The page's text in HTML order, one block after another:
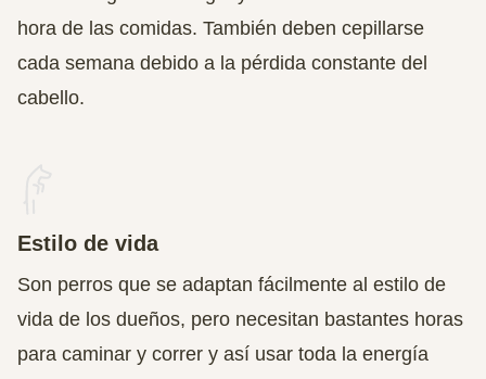
hora de las comidas. También deben cepillarse
cada semana debido a la pérdida constante del
cabello.
Estilo de vida
Son perros que se adaptan fácilmente al estilo de
vida de los dueños, pero necesitan bastantes horas
para caminar y correr y así usar toda la energía